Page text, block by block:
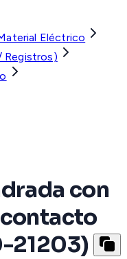
Eléctrico
Registros)
con
21203)